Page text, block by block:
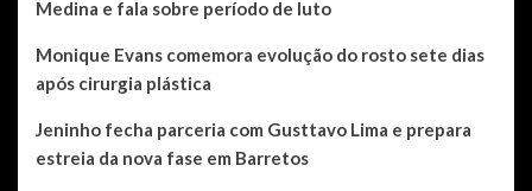
Medina e fala sobre período de luto
Monique Evans comemora evolução do rosto sete dias
após cirurgia plástica
Jeninho fecha parceria com Gusttavo Lima e prepara
estreia da nova fase em Barretos